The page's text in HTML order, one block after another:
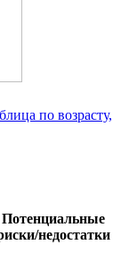
по возрасту,
Потенциальные
недостатки